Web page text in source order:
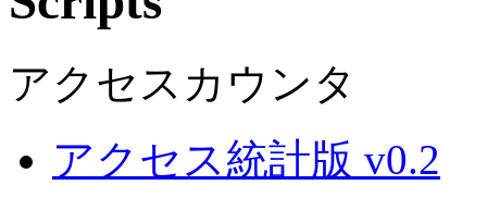
アクセスカウンタ
アクセス統計版 v0.2